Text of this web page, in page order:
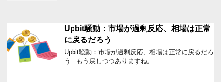
Upbit騒動：市場が過剰反応、相場は正常
に戻るだろう
Upbit騒動：市場が過剰反応、相場は正常に戻るだろ
う もう戻しつつありますね。